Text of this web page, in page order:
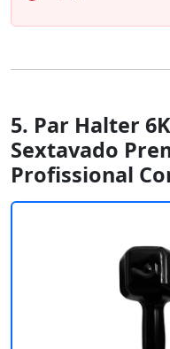
5. Par Halter
Sextavado
Profissional